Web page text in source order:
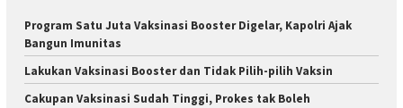
Program Satu Juta Vaksinasi Booster Digelar, Kapolri Ajak
Bangun Imunitas
Lakukan Vaksinasi Booster dan Tidak Pilih-pilih Vaksin
Cakupan Vaksinasi Sudah Tinggi, Prokes tak Boleh